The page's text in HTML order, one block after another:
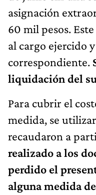
asignación
60 mil pesos.
al cargo ejercido
correspondiente.
liquidación del
Para cubrir el
medida, se
recaudaron a
realizado a los
perdido el
alguna medida